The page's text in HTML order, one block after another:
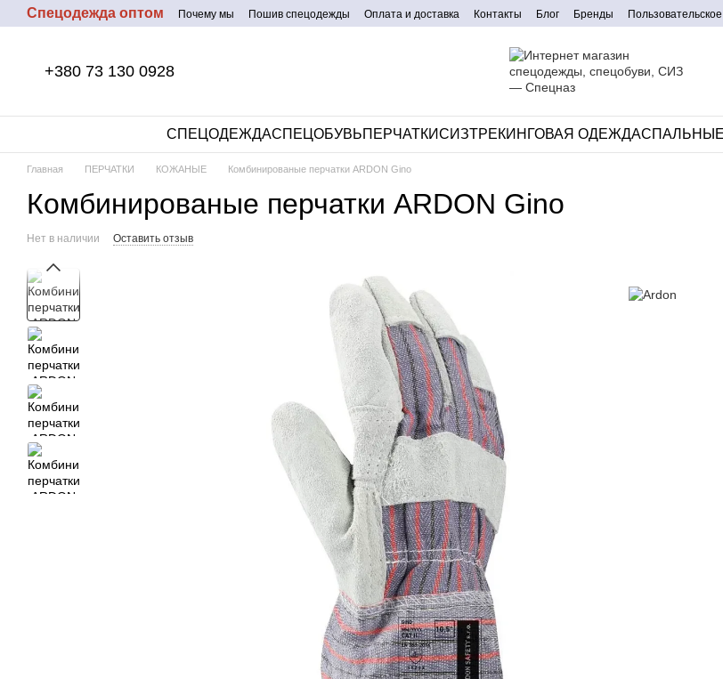
Перейти к основному контенту
Спецодежда оптом Почему мы Пошив спецодежды Оплата и доставка Контакты Блог Бренды
+380 73 130 0928
СПЕЦОДЕЖДАСПЕЦОБУВЬПЕРЧАТКИСИЗТРЕКИНГОВАЯ ОДЕЖДА
Главная ПЕРЧАТКИ КОЖАНЫЕ Комбинированые перчатки ARDON Gino
Комбинированые перчатки ARDON Gino
Нет в наличии Оставить отзыв